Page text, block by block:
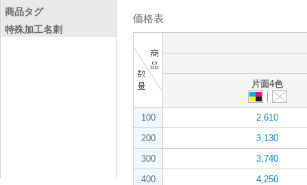
商品タグ
特殊加工名刺
価格表
片面4色
100
2,610
200
3,130
300
3,740
400
4,250